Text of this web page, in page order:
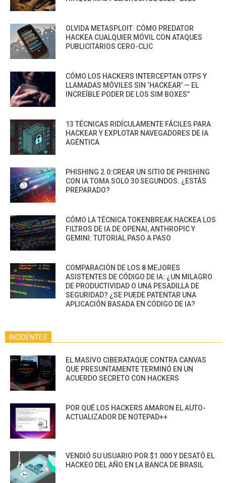
OLVIDA METASPLOIT: CÓMO PREDATOR
HACKEA CUALQUIER MÓVIL CON ATAQUES
PUBLICITARIOS CERO-CLIC
CÓMO LOS HACKERS INTERCEPTAN OTPS Y
LLAMADAS MÓVILES SIN ‘HACKEAR’ — EL
INCREÍBLE PODER DE LOS SIM BOXES”
13 TÉCNICAS RIDÍCULAMENTE FÁCILES PARA
HACKEAR Y EXPLOTAR NAVEGADORES DE IA
AGÉNTICA
PHISHING 2.0:CREAR UN SITIO DE PHISHING
CON IA TOMA SOLO 30 SEGUNDOS. ¿ESTÁS
PREPARADO?
CÓMO LA TÉCNICA TOKENBREAK HACKEA LOS
FILTROS DE IA DE OPENAI, ANTHROPIC Y
GEMINI: TUTORIAL PASO A PASO
COMPARACIÓN DE LOS 8 MEJORES
ASISTENTES DE CÓDIGO DE IA: ¿UN MILAGRO
DE PRODUCTIVIDAD O UNA PESADILLA DE
SEGURIDAD? ¿SE PUEDE PATENTAR UNA
APLICACIÓN BASADA EN CÓDIGO DE IA?
INCIDENTES
EL MASIVO CIBERATAQUE CONTRA CANVAS
QUE PRESUNTAMENTE TERMINÓ EN UN
ACUERDO SECRETO CON HACKERS
POR QUÉ LOS HACKERS AMARON EL AUTO-
ACTUALIZADOR DE NOTEPAD++
VENDIÓ SU USUARIO POR $1.000 Y DESATÓ EL
HACKEO DEL AÑO EN LA BANCA DE BRASIL